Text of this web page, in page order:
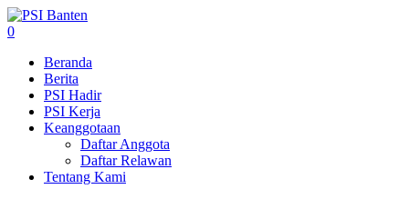
0
Beranda
Berita
PSI Hadir
PSI Kerja
Keanggotaan
Daftar Anggota
Daftar Relawan
Tentang Kami